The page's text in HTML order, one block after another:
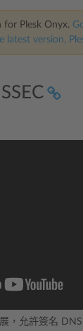
for Plesk Onyx.
version,
，允許簽名